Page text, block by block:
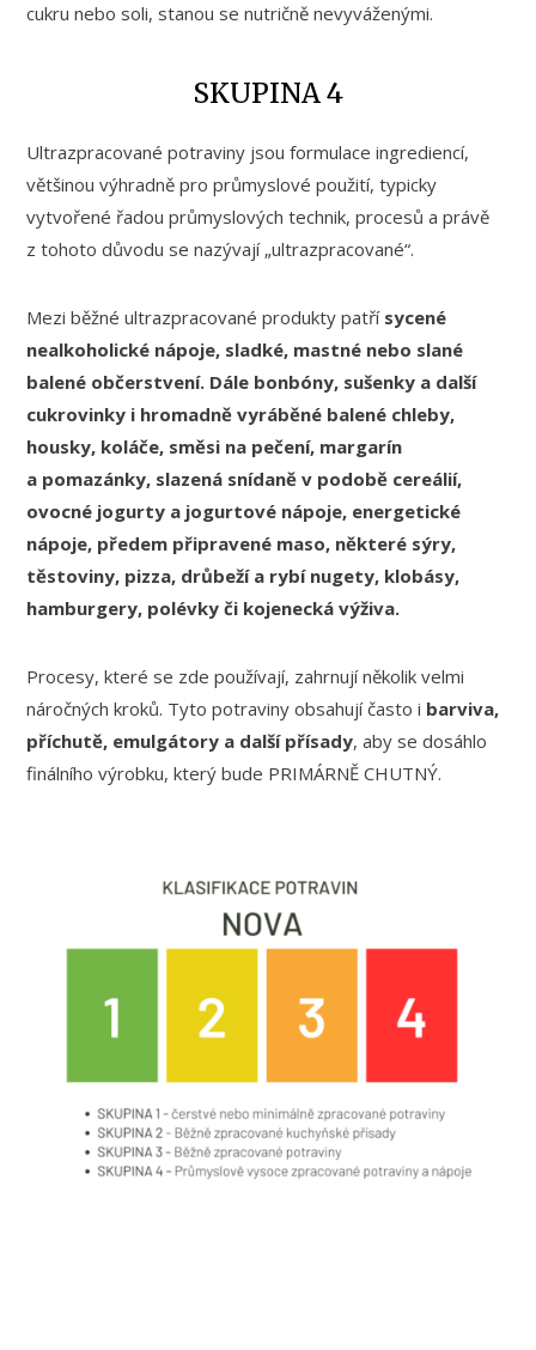
cukru nebo soli, stanou se nutričně nevyváženými.
SKUPINA 4
Ultrazpracované potraviny jsou formulace ingrediencí,
většinou výhradně pro průmyslové použití, typicky
vytvořené řadou průmyslových technik, procesů a právě
z tohoto důvodu se nazývají „ultrazpracované“.
Mezi běžné ultrazpracované produkty patřísycené
nealkoholické nápoje, sladké, mastné nebo slané
balené občerstvení. Dále bonbóny, sušenky a další
cukrovinky i hromadně vyráběné balené chleby,
housky, koláče, směsi na pečení, margarín
a pomazánky, slazená snídaně v podobě cereálií,
ovocné jogurty a jogurtové nápoje, energetické
nápoje, předem připravené maso, některé sýry,
těstoviny, pizza, drůbeží a rybí nugety, klobásy,
hamburgery, polévky či kojenecká výživa.
Procesy, které se zde používají, zahrnují několik velmi
náročných kroků. Tyto potraviny obsahují často i barviva,
příchutě, emulgátory a další přísady, aby se dosáhlo
finálního výrobku, který bude PRIMÁRNĚ CHUTNÝ.